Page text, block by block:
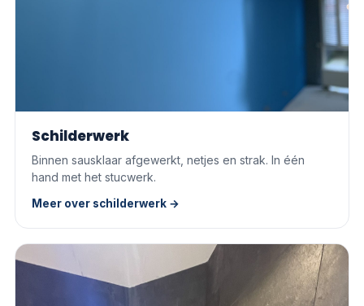
Schilderwerk
Binnen sausklaar afgewerkt, netjes en strak. In één
hand met het stucwerk.
Meer over schilderwerk →